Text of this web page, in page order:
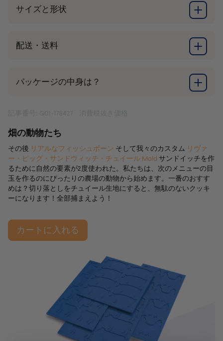
サイズと形状
配送・送料
パッケージの中身は？
畑の動物たち
その後 リアルなフィッシュボーン そして我々のカスタム リヴァ
ー・ピッグ・サンドウィッチ・チュイール Mold サンドイッチを作
るために自然の要素が2度使われた。私たちは、次のメニューの目
玉を作るのにぴったりの農場の動物から始めます。一番のおすす
めは？切り落としをチュイール生地にすると、無駄のないクッキ
ーになります！全部捕まえよう！
カートに入れる